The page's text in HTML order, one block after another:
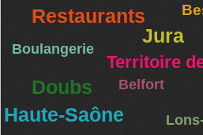
Restaurants
Jura
Boulangerie
Territoire
Doubs Belfort
Haute-Saône